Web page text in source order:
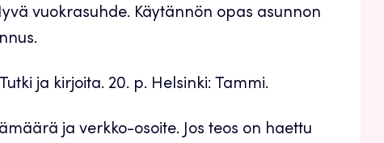
vuokrasuhde. Käytännön opas asunnon
ja kirjoita. 20. p. Helsinki: Tammi.
ja verkko-osoite. Jos teos on haettu